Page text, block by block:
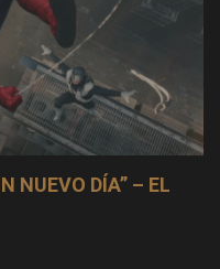
NUEVO DÍA” – EL